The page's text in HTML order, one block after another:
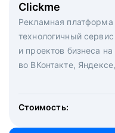
Clickme
Рекламная платформа
технологичный
и проектов бизнеса
во ВКонтакте,
Стоимость:
Вакансия дня
Рекламный формат
hh.ru. Увеличивает
Массовый подбор под
кандидатов и когда
маркетологи,
hh.ru с целым